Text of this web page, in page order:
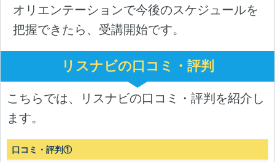
オリエンテーションで今後のスケジュールを
把握できたら、受講開始です。
リスナビの口コミ・評判
こちらでは、リスナビの口コミ・評判を紹介し
ます。
口コミ・評判①